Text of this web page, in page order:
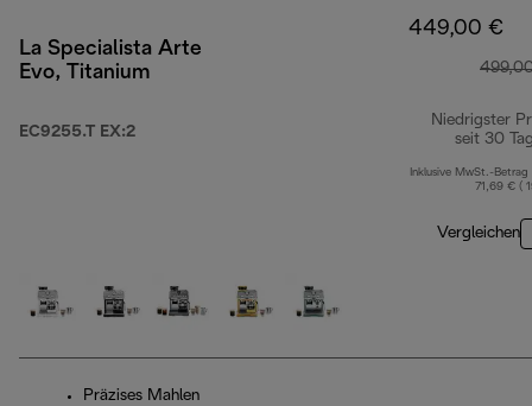
La Specialista Arte
Evo, Titanium
EC9255.T EX:2
449,00 €
Niedrigster
seit 30
Inklusive MwSt.-Betrag
71,69 € (
Vergleichen
Präzises Mahlen